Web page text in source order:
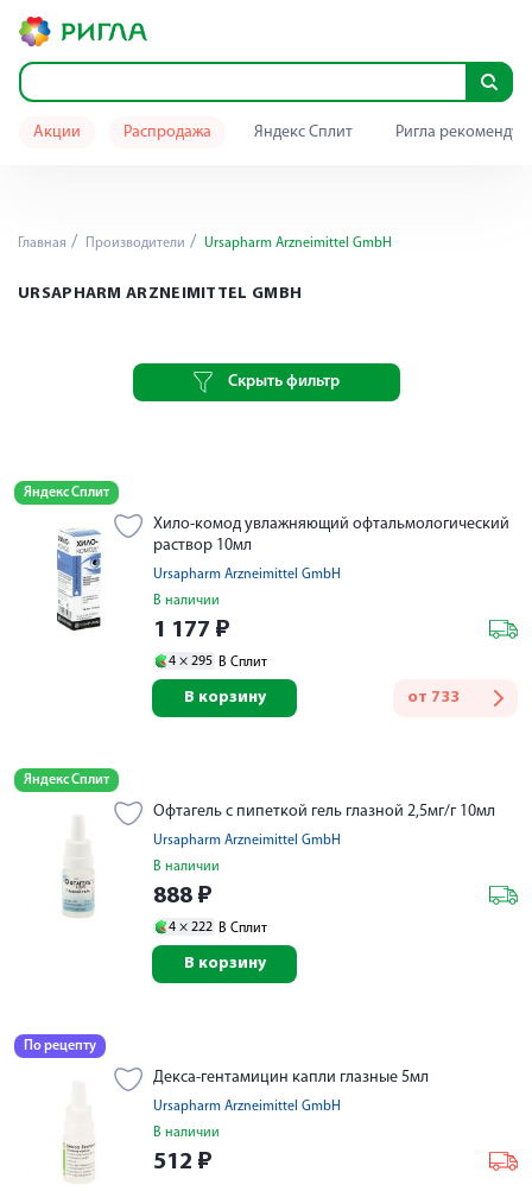
Акции Распродажа Яндекс Сплит Ригла
Главная Производители Ursapharm Arzneimittel GmbH
URSAPHARM ARZNEIMITTEL GMBH
Скрыть фильтр
Яндекс Сплит
Хило-комод увлажняющий офтальмологический
раствор 10мл
Ursapharm Arzneimittel GmbH
В наличии
1 177 ₽
4 × 295 В Сплит
от 733
В корзину
Яндекс Сплит
Офтагель с пипеткой гель глазной 2,5мг/г 10мл
Ursapharm Arzneimittel GmbH
В наличии
888 ₽
4 × 222 В Сплит
В корзину
По рецепту
Декса-гентамицин капли глазные 5мл
Ursapharm Arzneimittel GmbH
В наличии
512 ₽